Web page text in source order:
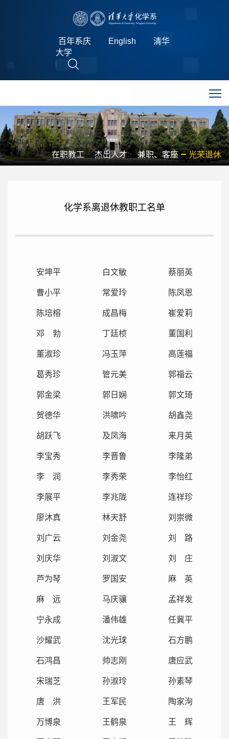
百年系庆 English
清华
大学
在职教工 杰出人才 兼职、客座 光荣退休
化学系离退休教职工名单
安坤平 白文敏 蔡丽英
曹小平 常爱玲 陈凤恩
陈培榕 成昌梅 崔爱莉
邓 勃 丁廷桢 董国利
董淑珍 冯玉萍 高莲福
葛秀珍 管元美 郭福云
郭金梁 郭日娴 郭文琦
贺德华 洪啸吟 胡鑫尧
胡跃飞 及凤海 来月英
李宝秀 李晋鲁 李隆弟
李 润 李秀荣 李怡红
李展平 李兆陇 连祥珍
廖沐真 林天舒 刘崇微
刘广云 刘金尧 刘 路
刘庆华 刘淑文 刘 庄
芦为琴 罗国安 麻 英
麻 远 马庆骧 孟祥发
宁永成 潘伟雄 任冀平
沙耀武 沈光球 石方鹏
石鸿昌 帅志刚 唐应武
宋瑞芝 孙淑玲 孙素琴
唐 洪 王军民 陶家洵
万博泉 王鹤泉 王 辉